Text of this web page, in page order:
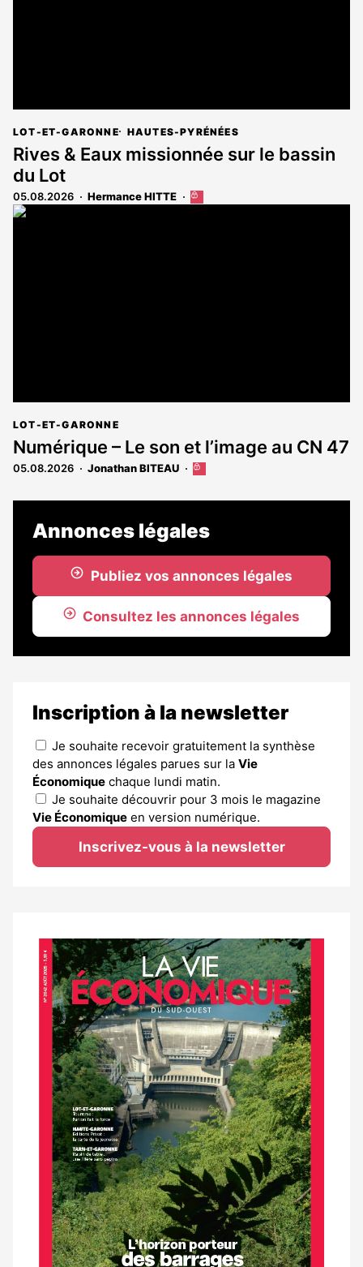
LOT-ET-GARONNE HAUTES-PYRÉNÉES
Rives & Eaux missionnée sur le bassin
du Lot
05.08.2026 Hermance HITTE
Cet
LOT-ET-GARONNE
Numérique – Le son et l’image au CN 47
05.08.2026 Jonathan BITEAU
Cet
est
aux
Annonces légales
Publiez vos annonces légales
Consultez les annonces légales
Inscription à la newsletter
Je souhaite recevoir gratuitement la synthèse
des annonces légales parues sur la Vie
Économique chaque lundi matin.
Je souhaite découvrir pour 3 mois le magazine
Vie Économique en version numérique.
Inscrivez-vous à la newsletter
Notre
dernier
magazine